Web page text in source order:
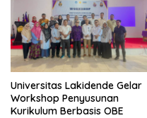
Universitas Lakidende Gelar
Workshop Penyusunan
Kurikulum Berbasis OBE